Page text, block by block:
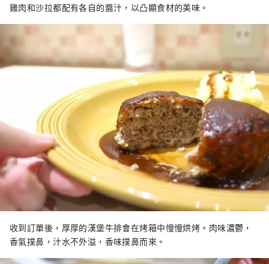
雞肉和沙拉都配有各自的醬汁，以凸顯食材的美味。
收到訂單後，厚厚的漢堡牛排會在烤箱中慢慢烘烤。肉味濃鬱，
香氣撲鼻，汁水不外溢，香味撲鼻而來。